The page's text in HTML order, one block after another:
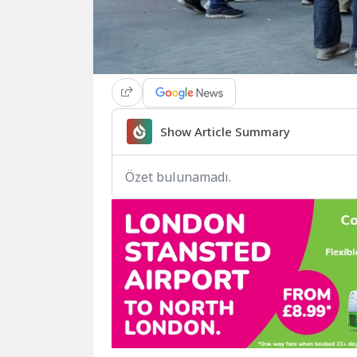
Show Article Summary
Özet bulunamadı.